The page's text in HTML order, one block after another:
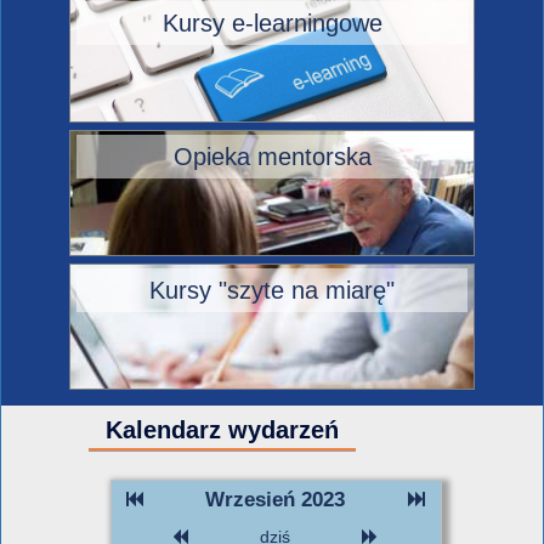
Kursy e-learningowe
Opieka mentorska
Kursy "szyte na miarę"
Kalendarz wydarzeń
Wrzesień 2023
dziś